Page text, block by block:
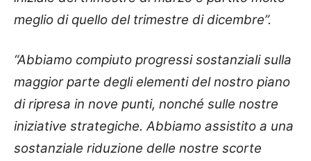
meglio di quello del trimestre di dicembre”.
“Abbiamo compiuto progressi sostanziali sulla
maggior parte degli elementi del nostro piano
di ripresa in nove punti, nonché sulle nostre
iniziative strategiche. Abbiamo assistito a una
sostanziale riduzione delle nostre scorte